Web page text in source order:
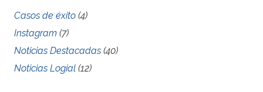
Casos de éxito (4)
Instagram (7)
Noticias Destacadas (40)
Noticias Logial (12)